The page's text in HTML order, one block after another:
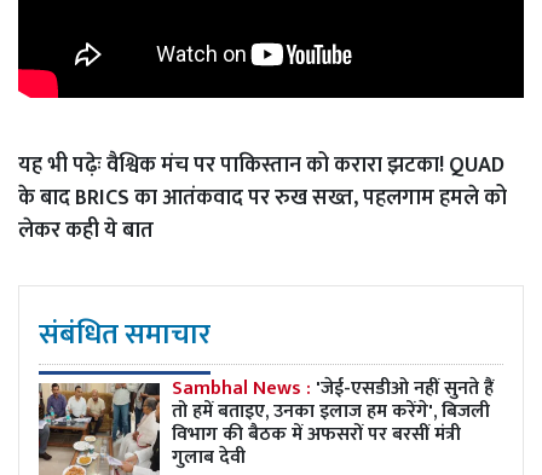
यह भी पढ़ेःवैश्विक मंच पर पाकिस्तान को करारा झटका! QUAD
के बाद BRICS का आतंकवाद पर रुख सख्त, पहलगाम हमले को
लेकर कही ये बात
संबंधित समाचार
Sambhal News : 'जेई-एसडीओ नहीं सुनते हैं
तो हमें बताइए, उनका इलाज हम करेंगे', बिजली
विभाग की बैठक में अफसरों पर बरसीं मंत्री
गुलाब देवी